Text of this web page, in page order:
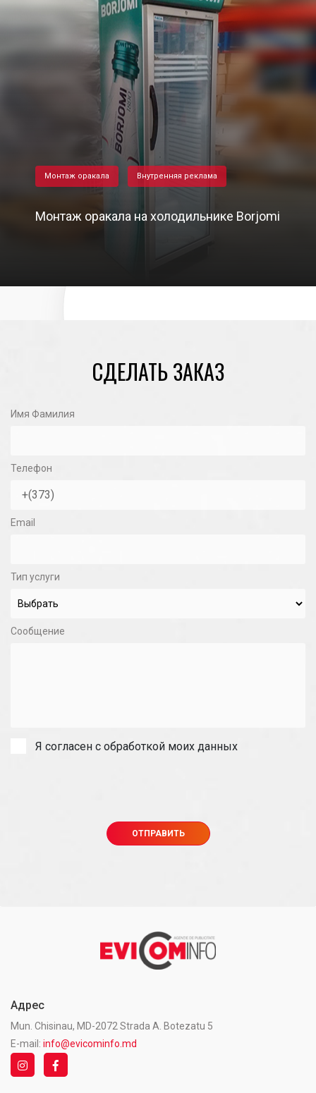
Монтаж оракала Внутренняя реклама
Монтаж оракала на холодильнике Borjomi
СДЕЛАТЬ ЗАКАЗ
Имя Фамилия
Телефон
Email
Тип услуги
Сообщение
Я согласен с обработкой моих данных
Адрес
Mun. Chisinau, MD-2072 Strada A. Botezatu 5
E-mail: info@evicominfo.md